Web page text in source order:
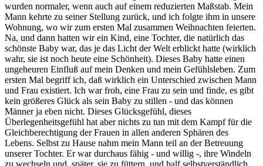
wurden normaler, wenn auch auf einem reduzierten Maßstab. Mein
Mann kehrte zu seiner Stellung zurück, und ich folgte ihm in unsere
Wohnung, wo wir zum ersten Mal zusammen Weihnachten feierten.
Na, und dann hatten wir ein Kind, eine Tochter, die natürlich das
schönste Baby war, das je das Licht der Welt erblickt hatte (wirklich
wahr, sie ist noch heute eine Schönheit). Dieses Baby hatte einen
ungeheuren Einfluß auf mein Denken und mein Gefühlsleben. Zum
ersten Mal begriff ich, daß wirklich ein Unterschied zwischen Mann
und Frau existiert. Ich war froh, eine Frau zu sein und finde, es gibt
kein größeres Glück als sein Baby zu stillen - und das können
Männer ja eben nicht. Dieses Glücksgefühl, dieses
Überlegenheitsgefühl hat aber nichts zu tun mit dem Kampf für die
Gleichberechtigung der Frauen in allen anderen Sphären des
Lebens. Selbst zu Hause nahm mein Mann teil an der Betreuung
unserer Tochter. Er war durchaus fähig - und willig -, ihre Windeln
zu wechseln und, später, sie zu füttern, und half selbstverständlich